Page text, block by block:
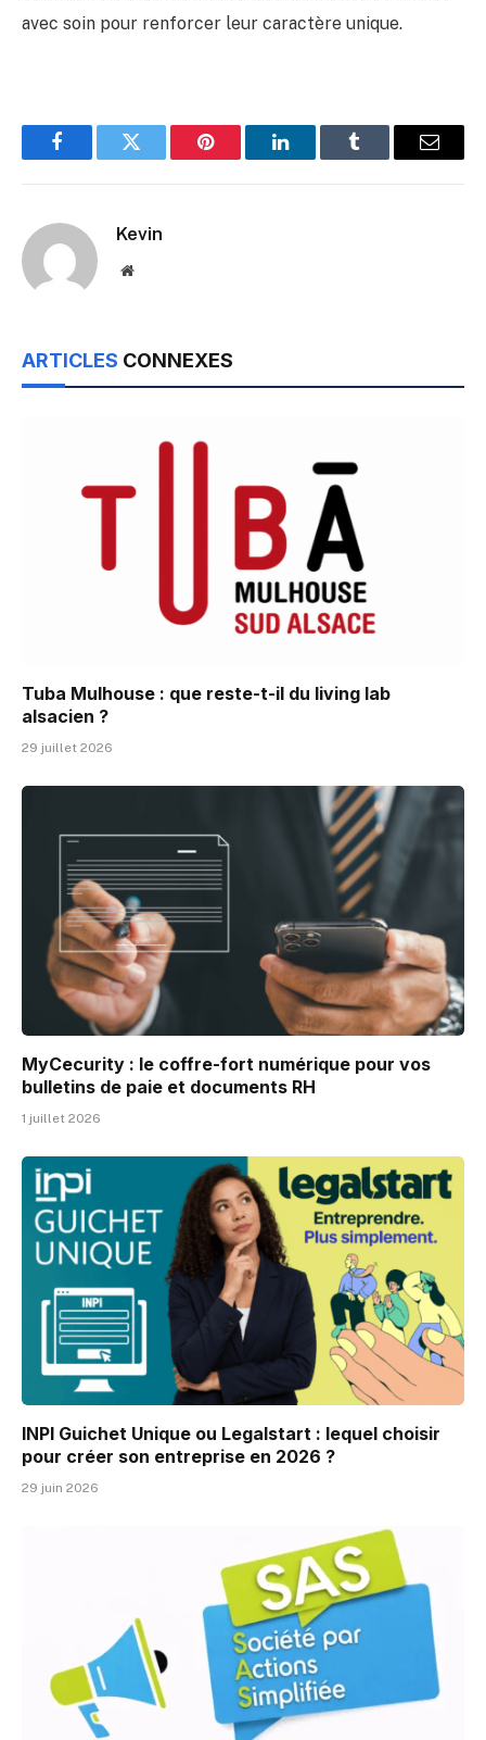
avec soin pour renforcer leur caractère unique.
FacebookTwitter Pinterest LinkedInTumblr Email
Kevin
Website
ARTICLES CONNEXES
Tuba Mulhouse : que reste-t-il du living lab
alsacien ?
29 juillet 2026
MyCecurity : le coffre-fort numérique pour vos
bulletins de paie et documents RH
1 juillet 2026
INPI Guichet Unique ou Legalstart : lequel choisir
pour créer son entreprise en 2026 ?
29 juin 2026